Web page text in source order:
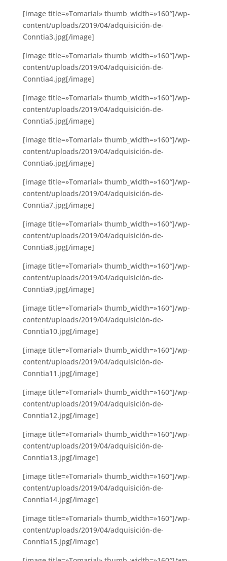
[image title=»Tomarial» thumb_width=»160″]/wp-
content/uploads/2019/04/adquisición-de-
Conntia3.jpg[/image]
[image title=»Tomarial» thumb_width=»160″]/wp-
content/uploads/2019/04/adquisición-de-
Conntia4.jpg[/image]
[image title=»Tomarial» thumb_width=»160″]/wp-
content/uploads/2019/04/adquisición-de-
Conntia5.jpg[/image]
[image title=»Tomarial» thumb_width=»160″]/wp-
content/uploads/2019/04/adquisición-de-
Conntia6.jpg[/image]
[image title=»Tomarial» thumb_width=»160″]/wp-
content/uploads/2019/04/adquisición-de-
Conntia7.jpg[/image]
[image title=»Tomarial» thumb_width=»160″]/wp-
content/uploads/2019/04/adquisición-de-
Conntia8.jpg[/image]
[image title=»Tomarial» thumb_width=»160″]/wp-
content/uploads/2019/04/adquisición-de-
Conntia9.jpg[/image]
[image title=»Tomarial» thumb_width=»160″]/wp-
content/uploads/2019/04/adquisición-de-
Conntia10.jpg[/image]
[image title=»Tomarial» thumb_width=»160″]/wp-
content/uploads/2019/04/adquisición-de-
Conntia11.jpg[/image]
[image title=»Tomarial» thumb_width=»160″]/wp-
content/uploads/2019/04/adquisición-de-
Conntia12.jpg[/image]
[image title=»Tomarial» thumb_width=»160″]/wp-
content/uploads/2019/04/adquisición-de-
Conntia13.jpg[/image]
[image title=»Tomarial» thumb_width=»160″]/wp-
content/uploads/2019/04/adquisición-de-
Conntia14.jpg[/image]
[image title=»Tomarial» thumb_width=»160″]/wp-
content/uploads/2019/04/adquisición-de-
Conntia15.jpg[/image]